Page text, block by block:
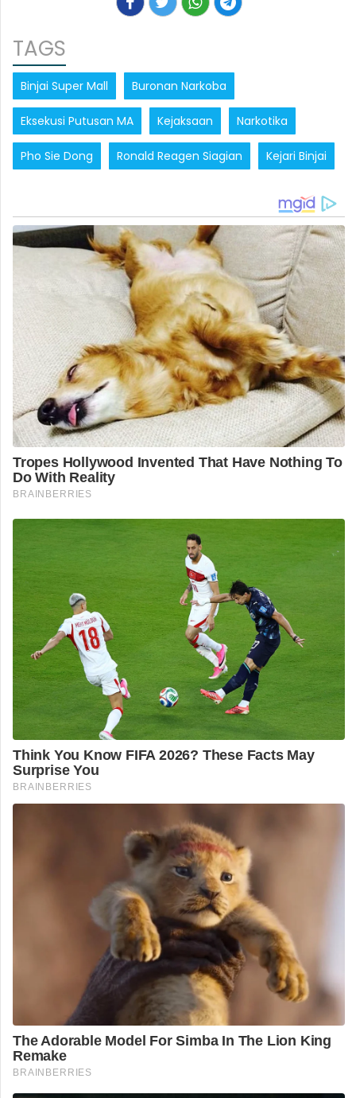
TAGS
Binjai Super Mall Buronan Narkoba
Eksekusi Putusan MA Kejaksaan Narkotika
Pho Sie Dong Ronald Reagen Siagian Kejari Binjai